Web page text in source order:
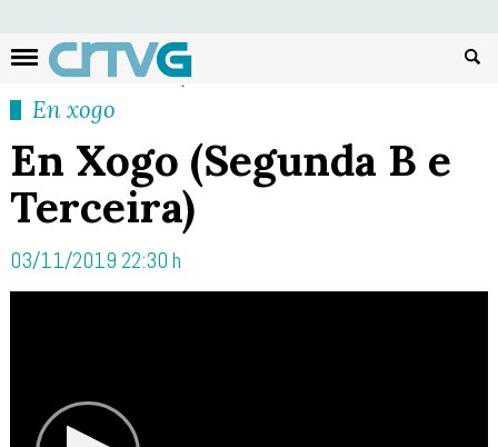
En xogo
En Xogo (Segunda B e
Terceira)
03/11/2019 22:30 h